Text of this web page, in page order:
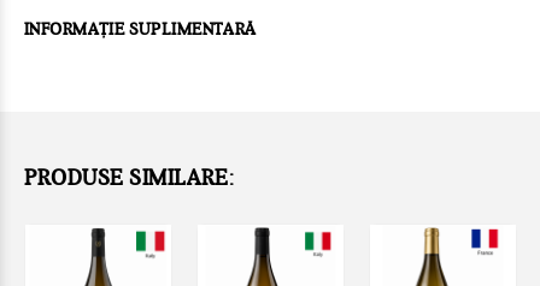
INFORMAȚIE SUPLIMENTARĂ
PRODUSE SIMILARE: